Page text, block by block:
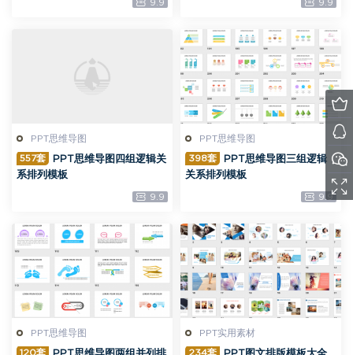
9.9 9.9
PPT思维导图
557套
PPT思维导图四组逻辑关
系排列模板
9.9
PPT思维导图
398套
PPT思维导图三组逻辑
关系排列模板
9.9
PPT思维导图
120套
PPT实用素材
234套